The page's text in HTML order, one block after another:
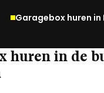
Garagebox huren in
huren in de